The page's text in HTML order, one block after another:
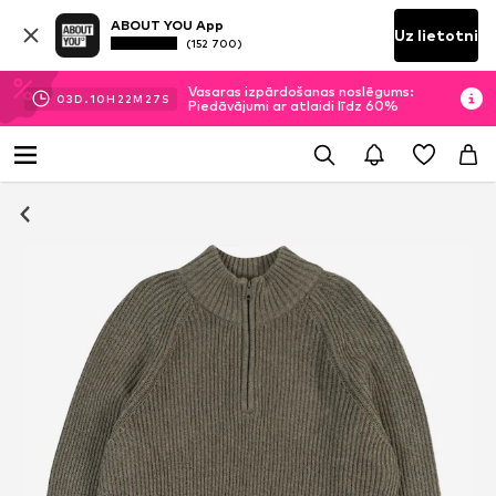
ABOUT YOU App
(152 700) Uz lietotni
03D.10H 22M 27 S
Vasaras izpārdošanas noslēgums:
Piedāvājumi ar atlaidi līdz 60%